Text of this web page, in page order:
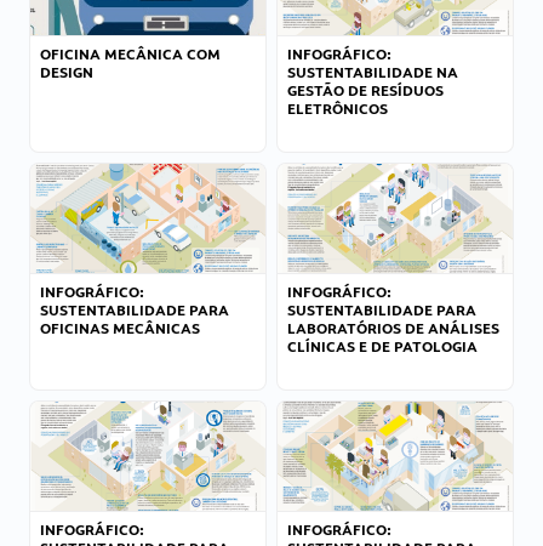
OFICINA MECÂNICA COM
DESIGN
INFOGRÁFICO:
SUSTENTABILIDADE NA
GESTÃO DE RESÍDUOS
ELETRÔNICOS
INFOGRÁFICO:
SUSTENTABILIDADE PARA
OFICINAS MECÂNICAS
INFOGRÁFICO:
SUSTENTABILIDADE PARA
LABORATÓRIOS DE ANÁLISES
CLÍNICAS E DE PATOLOGIA
INFOGRÁFICO:
INFOGRÁFICO: